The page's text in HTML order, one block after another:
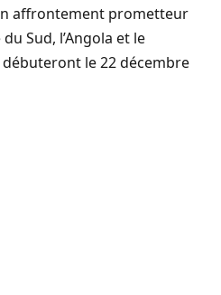
affrontement prometteur
Sud, l’Angola et le
le 22 décembre